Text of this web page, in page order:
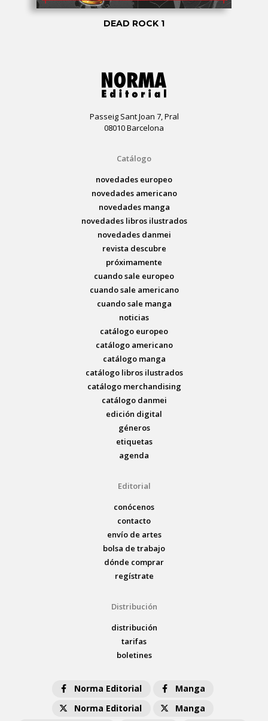
DEAD ROCK 1
Passeig Sant Joan 7, Pral
08010 Barcelona
Catálogo
novedades europeo
novedades americano
novedades manga
novedades libros ilustrados
novedades danmei
revista descubre
próximamente
cuando sale europeo
cuando sale americano
cuando sale manga
noticias
catálogo europeo
catálogo americano
catálogo manga
catálogo libros ilustrados
catálogo merchandising
catálogo danmei
edición digital
géneros
etiquetas
agenda
Editorial
conócenos
contacto
envío de artes
bolsa de trabajo
dónde comprar
regístrate
Distribución
distribución
tarifas
boletines
Norma Editorial
Manga
Norma Editorial
Manga